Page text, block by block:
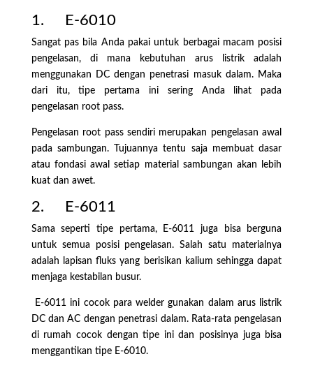
1. E-6010
Sangat pas bila Anda pakai untuk berbagai macam posisi
pengelasan, di mana kebutuhan arus listrik adalah
menggunakan DC dengan penetrasi masuk dalam. Maka
dari itu, tipe pertama ini sering Anda lihat pada
pengelasan root pass.
Pengelasan root pass sendiri merupakan pengelasan awal
pada sambungan. Tujuannya tentu saja membuat dasar
atau fondasi awal setiap material sambungan akan lebih
kuat dan awet.
2. E-6011
Sama seperti tipe pertama, E-6011 juga bisa berguna
untuk semua posisi pengelasan. Salah satu materialnya
adalah lapisan fluks yang berisikan kalium sehingga dapat
menjaga kestabilan busur.
E-6011 ini cocok para welder gunakan dalam arus listrik
DC dan AC dengan penetrasi dalam. Rata-rata pengelasan
di rumah cocok dengan tipe ini dan posisinya juga bisa
menggantikan tipe E-6010.